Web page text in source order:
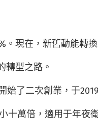
現在，新舊動能轉
轉型之路。
了二次創業，于
十萬倍，適用于年夜